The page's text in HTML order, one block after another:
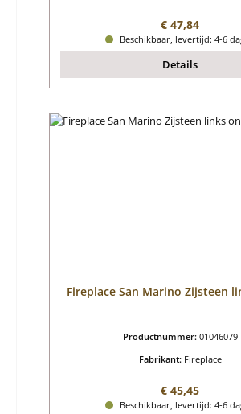
Normale prijs:
€ 47,84
Beschikbaar, levertijd: 4-6
Details
Fireplace San Marino Zijsteen
Productnummer: 01046079
Fabrikant: Fireplace
Normale prijs:
€ 45,45
Beschikbaar, levertijd: 4-6